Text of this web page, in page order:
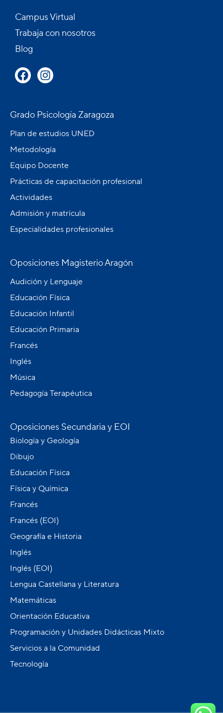
Campus Virtual
Trabaja con nosotros
Blog
Grado Psicología Zaragoza
Plan de estudios UNED
Metodología
Equipo Docente
Prácticas de capacitación profesional
Actividades
Admisión y matrícula
Especialidades profesionales
Oposiciones Magisterio Aragón
Audición y Lenguaje
Educación Física
Educación Infantil
Educación Primaria
Francés
Inglés
Música
Pedagogía Terapéutica
Oposiciones Secundaria y EOI
Biología y Geología
Dibujo
Educación Física
Física y Química
Francés
Francés (EOI)
Geografía e Historia
Inglés
Inglés (EOI)
Lengua Castellana y Literatura
Matemáticas
Orientación Educativa
Programación y Unidades Didácticas Mixto
Servicios a la Comunidad
Tecnología